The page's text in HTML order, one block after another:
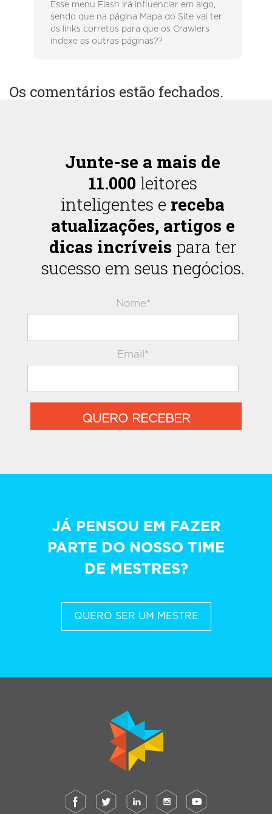
Esse menu Flash irá influenciar em algo,
sendo que na página Mapa do Site vai ter
os links corretos para que os Crawlers
indexe as outras páginas??
Os comentários estão fechados.
Junte-se a mais de
11.000 leitores
inteligentes e receba
atualizações, artigos e
dicas incríveis para ter
sucesso em seus negócios.
Nome*
Email*
QUERO RECEBER
JÁ PENSOU EM FAZER
PARTE DO NOSSO TIME
DE MESTRES?
QUERO SER UM MESTRE